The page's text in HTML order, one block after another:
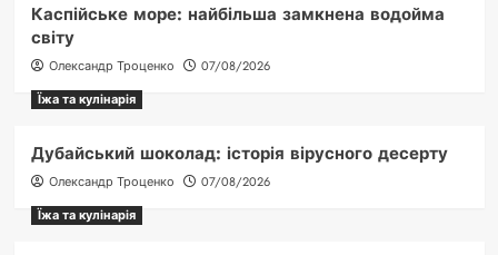
Каспійське море: найбільша замкнена водойма
світу
Олександр Троценко
07/08/2026
Їжа та кулінарія
Дубайський шоколад: історія вірусного десерту
Олександр Троценко
07/08/2026
Їжа та кулінарія